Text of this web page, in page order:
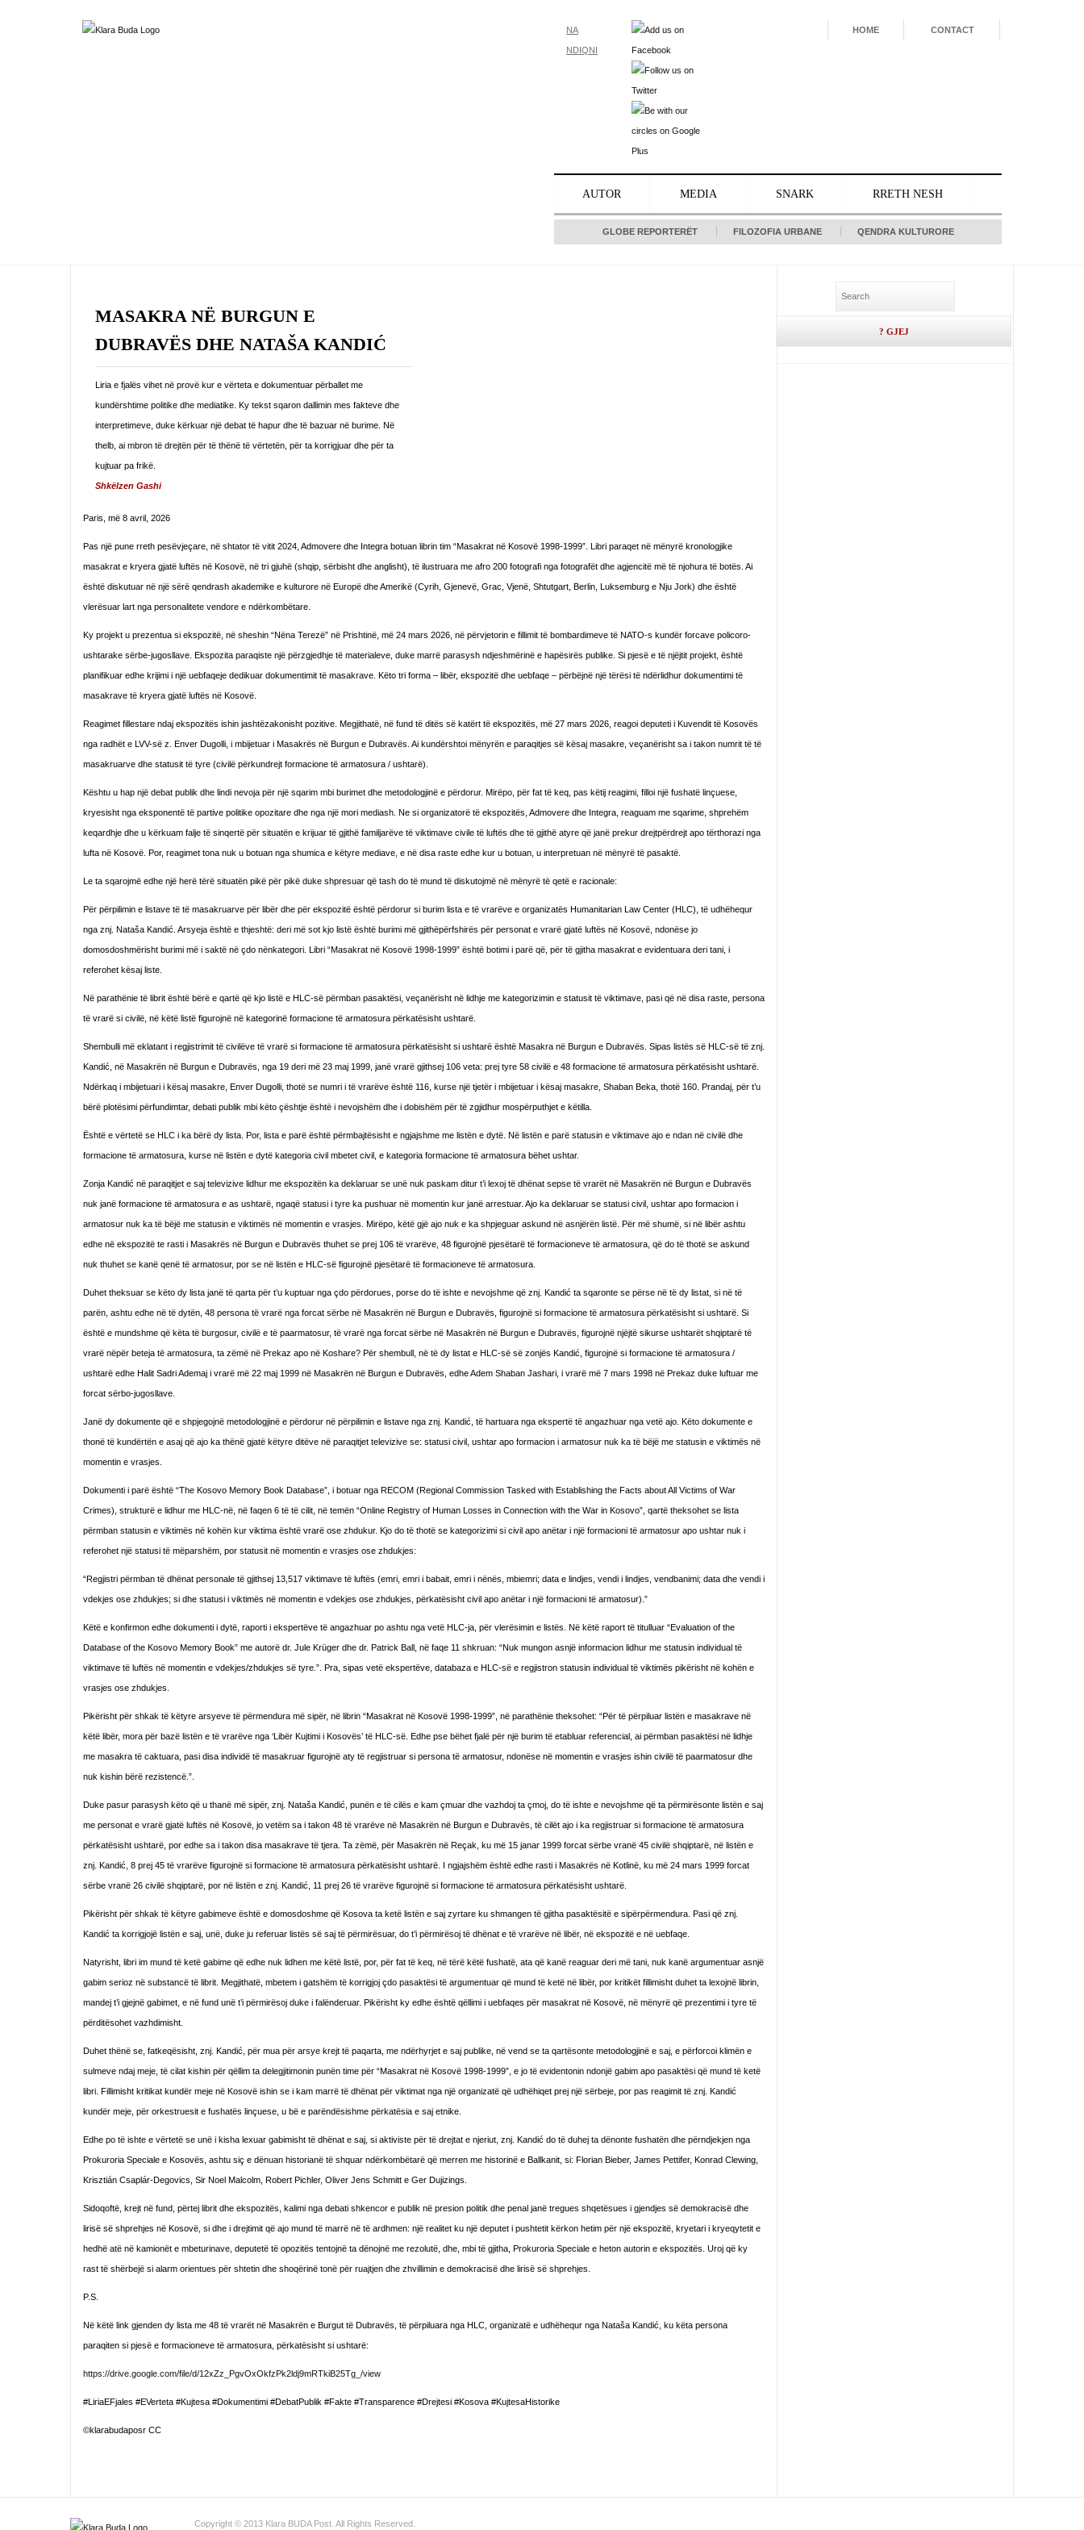
NA
NDIQNI
HOME CONTACT
AUTOR MEDIA SNARK RRETH NESH
GLOBE REPORTERËT FILOZOFIA URBANE QENDRA KULTURORE
MASAKRA NË BURGUN E
DUBRAVËS DHE NATAŠA KANDIĆ
Liria e fjalës vihet në provë kur e vërteta e dokumentuar përballet me
kundërshtime politike dhe mediatike. Ky tekst sqaron dallimin mes fakteve dhe
interpretimeve, duke kërkuar një debat të hapur dhe të bazuar në burime. Në
thelb, ai mbron të drejtën për të thënë të vërtetën, për ta korrigjuar dhe për ta
kujtuar pa frikë.
Shkëlzen Gashi
Paris, më 8 avril, 2026
Pas një pune rreth pesëvjeçare, në shtator të vitit 2024, Admovere dhe Integra botuan librin tim “Masakrat në Kosovë 1998-1999”. Libri paraqet në mënyrë kronologjike
masakrat e kryera gjatë luftës në Kosovë, në tri gjuhë (shqip, sërbisht dhe anglisht), të ilustruara me afro 200 fotografi nga fotografët dhe agjencitë më të njohura të botës. Ai
është diskutuar në një sërë qendrash akademike e kulturore në Europë dhe Amerikë (Cyrih, Gjenevë, Grac, Vjenë, Shtutgart, Berlin, Luksemburg e Nju Jork) dhe është
vlerësuar lart nga personalitete vendore e ndërkombëtare.
Ky projekt u prezentua si ekspozitë, në sheshin “Nëna Terezë” në Prishtinë, më 24 mars 2026, në përvjetorin e fillimit të bombardimeve të NATO-s kundër forcave policoro-
ushtarake sërbe-jugosllave. Ekspozita paraqiste një përzgjedhje të materialeve, duke marrë parasysh ndjeshmërinë e hapësirës publike. Si pjesë e të njëjtit projekt, është
planifikuar edhe krijimi i një uebfaqeje dedikuar dokumentimit të masakrave. Këto tri forma – libër, ekspozitë dhe uebfaqe – përbëjnë një tërësi të ndërlidhur dokumentimi të
masakrave të kryera gjatë luftës në Kosovë.
Reagimet fillestare ndaj ekspozitës ishin jashtëzakonisht pozitive. Megjithatë, në fund të ditës së katërt të ekspozitës, më 27 mars 2026, reagoi deputeti i Kuvendit të Kosovës
nga radhët e LVV-së z. Enver Dugolli, i mbijetuar i Masakrës në Burgun e Dubravës. Ai kundërshtoi mënyrën e paraqitjes së kësaj masakre, veçanërisht sa i takon numrit të të
masakruarve dhe statusit të tyre (civilë përkundrejt formacione të armatosura / ushtarë).
Kështu u hap një debat publik dhe lindi nevoja për një sqarim mbi burimet dhe metodologjinë e përdorur. Mirëpo, për fat të keq, pas këtij reagimi, filloi një fushatë linçuese,
kryesisht nga eksponentë të partive politike opozitare dhe nga një mori mediash. Ne si organizatorë të ekspozitës, Admovere dhe Integra, reaguam me sqarime, shprehëm
keqardhje dhe u kërkuam falje të sinqertë për situatën e krijuar të gjithë familjarëve të viktimave civile të luftës dhe të gjithë atyre që janë prekur drejtpërdrejt apo tërthorazi nga
lufta në Kosovë. Por, reagimet tona nuk u botuan nga shumica e këtyre mediave, e në disa raste edhe kur u botuan, u interpretuan në mënyrë të pasaktë.
Le ta sqarojmë edhe një herë tërë situatën pikë për pikë duke shpresuar që tash do të mund të diskutojmë në mënyrë të qetë e racionale:
Për përpilimin e listave të të masakruarve për libër dhe për ekspozitë është përdorur si burim lista e të vrarëve e organizatës Humanitarian Law Center (HLC), të udhëhequr
nga znj. Nataša Kandić. Arsyeja është e thjeshtë: deri më sot kjo listë është burimi më gjithëpërfshirës për personat e vrarë gjatë luftës në Kosovë, ndonëse jo
domosdoshmërisht burimi më i saktë në çdo nënkategori. Libri “Masakrat në Kosovë 1998-1999” është botimi i parë që, për të gjitha masakrat e evidentuara deri tani, i
referohet kësaj liste.
Në parathënie të librit është bërë e qartë që kjo listë e HLC-së përmban pasaktësi, veçanërisht në lidhje me kategorizimin e statusit të viktimave, pasi që në disa raste, persona
të vrarë si civilë, në këtë listë figurojnë në kategorinë formacione të armatosura përkatësisht ushtarë.
Shembulli më eklatant i regjistrimit të civilëve të vrarë si formacione të armatosura përkatësisht si ushtarë është Masakra në Burgun e Dubravës. Sipas listës së HLC-së të znj.
Kandić, në Masakrën në Burgun e Dubravës, nga 19 deri më 23 maj 1999, janë vrarë gjithsej 106 veta: prej tyre 58 civilë e 48 formacione të armatosura përkatësisht ushtarë.
Ndërkaq i mbijetuari i kësaj masakre, Enver Dugolli, thotë se numri i të vrarëve është 116, kurse një tjetër i mbijetuar i kësaj masakre, Shaban Beka, thotë 160. Prandaj, për t’u
bërë plotësimi përfundimtar, debati publik mbi këto çështje është i nevojshëm dhe i dobishëm për të zgjidhur mospërputhjet e këtilla.
Është e vërtetë se HLC i ka bërë dy lista. Por, lista e parë është përmbajtësisht e ngjajshme me listën e dytë. Në listën e parë statusin e viktimave ajo e ndan në civilë dhe
formacione të armatosura, kurse në listën e dytë kategoria civil mbetet civil, e kategoria formacione të armatosura bëhet ushtar.
Zonja Kandić në paraqitjet e saj televizive lidhur me ekspozitën ka deklaruar se unë nuk paskam ditur t’i lexoj të dhënat sepse të vrarët në Masakrën në Burgun e Dubravës
nuk janë formacione të armatosura e as ushtarë, ngaqë statusi i tyre ka pushuar në momentin kur janë arrestuar. Ajo ka deklaruar se statusi civil, ushtar apo formacion i
armatosur nuk ka të bëjë me statusin e viktimës në momentin e vrasjes. Mirëpo, këtë gjë ajo nuk e ka shpjeguar askund në asnjërën listë. Për më shumë, si në libër ashtu
edhe në ekspozitë te rasti i Masakrës në Burgun e Dubravës thuhet se prej 106 të vrarëve, 48 figurojnë pjesëtarë të formacioneve të armatosura, që do të thotë se askund
nuk thuhet se kanë qenë të armatosur, por se në listën e HLC-së figurojnë pjesëtarë të formacioneve të armatosura.
Duhet theksuar se këto dy lista janë të qarta për t’u kuptuar nga çdo përdorues, porse do të ishte e nevojshme që znj. Kandić ta sqaronte se përse në të dy listat, si në të
parën, ashtu edhe në të dytën, 48 persona të vrarë nga forcat sërbe në Masakrën në Burgun e Dubravës, figurojnë si formacione të armatosura përkatësisht si ushtarë. Si
është e mundshme që këta të burgosur, civilë e të paarmatosur, të vrarë nga forcat sërbe në Masakrën në Burgun e Dubravës, figurojnë njëjtë sikurse ushtarët shqiptarë të
vrarë nëpër beteja të armatosura, ta zëmë në Prekaz apo në Koshare? Për shembull, në të dy listat e HLC-së së zonjës Kandić, figurojnë si formacione të armatosura /
ushtarë edhe Halit Sadri Ademaj i vrarë më 22 maj 1999 në Masakrën në Burgun e Dubravës, edhe Adem Shaban Jashari, i vrarë më 7 mars 1998 në Prekaz duke luftuar me
forcat sërbo-jugosllave.
Janë dy dokumente që e shpjegojnë metodologjinë e përdorur në përpilimin e listave nga znj. Kandić, të hartuara nga ekspertë të angazhuar nga vetë ajo. Këto dokumente e
thonë të kundërtën e asaj që ajo ka thënë gjatë këtyre ditëve në paraqitjet televizive se: statusi civil, ushtar apo formacion i armatosur nuk ka të bëjë me statusin e viktimës në
momentin e vrasjes.
Dokumenti i parë është “The Kosovo Memory Book Database”, i botuar nga RECOM (Regional Commission Tasked with Establishing the Facts about All Victims of War
Crimes), strukturë e lidhur me HLC-në, në faqen 6 të të cilit, në temën “Online Registry of Human Losses in Connection with the War in Kosovo”, qartë theksohet se lista
përmban statusin e viktimës në kohën kur viktima është vrarë ose zhdukur. Kjo do të thotë se kategorizimi si civil apo anëtar i një formacioni të armatosur apo ushtar nuk i
referohet një statusi të mëparshëm, por statusit në momentin e vrasjes ose zhdukjes:
“Regjistri përmban të dhënat personale të gjithsej 13,517 viktimave të luftës (emri, emri i babait, emri i nënës, mbiemri; data e lindjes, vendi i lindjes, vendbanimi; data dhe vendi i
vdekjes ose zhdukjes; si dhe statusi i viktimës në momentin e vdekjes ose zhdukjes, përkatësisht civil apo anëtar i një formacioni të armatosur).”
Këtë e konfirmon edhe dokumenti i dytë, raporti i ekspertëve të angazhuar po ashtu nga vetë HLC-ja, për vlerësimin e listës. Në këtë raport të titulluar “Evaluation of the
Database of the Kosovo Memory Book” me autorë dr. Jule Krüger dhe dr. Patrick Ball, në faqe 11 shkruan: “Nuk mungon asnjë informacion lidhur me statusin individual të
viktimave të luftës në momentin e vdekjes/zhdukjes së tyre.”. Pra, sipas vetë ekspertëve, databaza e HLC-së e regjistron statusin individual të viktimës pikërisht në kohën e
vrasjes ose zhdukjes.
Pikërisht për shkak të këtyre arsyeve të përmendura më sipër, në librin “Masakrat në Kosovë 1998-1999”, në parathënie theksohet: “Për të përpiluar listën e masakrave në
këtë libër, mora për bazë listën e të vrarëve nga ‘Libër Kujtimi i Kosovës’ të HLC-së. Edhe pse bëhet fjalë për një burim të etabluar referencial, ai përmban pasaktësi në lidhje
me masakra të caktuara, pasi disa individë të masakruar figurojnë aty të regjistruar si persona të armatosur, ndonëse në momentin e vrasjes ishin civilë të paarmatosur dhe
nuk kishin bërë rezistencë.”.
Duke pasur parasysh këto që u thanë më sipër, znj. Nataša Kandić, punën e të cilës e kam çmuar dhe vazhdoj ta çmoj, do të ishte e nevojshme që ta përmirësonte listën e saj
me personat e vrarë gjatë luftës në Kosovë, jo vetëm sa i takon 48 të vrarëve në Masakrën në Burgun e Dubravës, të cilët ajo i ka regjistruar si formacione të armatosura
përkatësisht ushtarë, por edhe sa i takon disa masakrave të tjera. Ta zëmë, për Masakrën në Reçak, ku më 15 janar 1999 forcat sërbe vranë 45 civilë shqiptarë, në listën e
znj. Kandić, 8 prej 45 të vrarëve figurojnë si formacione të armatosura përkatësisht ushtarë. I ngjajshëm është edhe rasti i Masakrës në Kotlinë, ku më 24 mars 1999 forcat
sërbe vranë 26 civilë shqiptarë, por në listën e znj. Kandić, 11 prej 26 të vrarëve figurojnë si formacione të armatosura përkatësisht ushtarë.
Pikërisht për shkak të këtyre gabimeve është e domosdoshme që Kosova ta ketë listën e saj zyrtare ku shmangen të gjitha pasaktësitë e sipërpërmendura. Pasi që znj.
Kandić ta korrigjojë listën e saj, unë, duke ju referuar listës së saj të përmirësuar, do t’i përmirësoj të dhënat e të vrarëve në libër, në ekspozitë e në uebfaqe.
Natyrisht, libri im mund të ketë gabime që edhe nuk lidhen me këtë listë, por, për fat të keq, në tërë këtë fushatë, ata që kanë reaguar deri më tani, nuk kanë argumentuar asnjë
gabim serioz në substancë të librit. Megjithatë, mbetem i gatshëm të korrigjoj çdo pasaktësi të argumentuar që mund të ketë në libër, por kritikët fillimisht duhet ta lexojnë librin,
mandej t’i gjejnë gabimet, e në fund unë t’i përmirësoj duke i falënderuar. Pikërisht ky edhe është qëllimi i uebfaqes për masakrat në Kosovë, në mënyrë që prezentimi i tyre të
përditësohet vazhdimisht.
Duhet thënë se, fatkeqësisht, znj. Kandić, për mua për arsye krejt të paqarta, me ndërhyrjet e saj publike, në vend se ta qartësonte metodologjinë e saj, e përforcoi klimën e
sulmeve ndaj meje, të cilat kishin për qëllim ta delegjitimonin punën time për “Masakrat në Kosovë 1998-1999”, e jo të evidentonin ndonjë gabim apo pasaktësi që mund të ketë
libri. Fillimisht kritikat kundër meje në Kosovë ishin se i kam marrë të dhënat për viktimat nga një organizatë që udhëhiqet prej një sërbeje, por pas reagimit të znj. Kandić
kundër meje, për orkestruesit e fushatës linçuese, u bë e parëndësishme përkatësia e saj etnike.
Edhe po të ishte e vërtetë se unë i kisha lexuar gabimisht të dhënat e saj, si aktiviste për të drejtat e njeriut, znj. Kandić do të duhej ta dënonte fushatën dhe përndjekjen nga
Prokuroria Speciale e Kosovës, ashtu siç e dënuan historianë të shquar ndërkombëtarë që merren me historinë e Ballkanit, si: Florian Bieber, James Pettifer, Konrad Clewing,
Krisztián Csaplár-Degovics, Sir Noel Malcolm, Robert Pichler, Oliver Jens Schmitt e Ger Dujizings.
Sidoqoftë, krejt në fund, përtej librit dhe ekspozitës, kalimi nga debati shkencor e publik në presion politik dhe penal janë tregues shqetësues i gjendjes së demokracisë dhe
lirisë së shprehjes në Kosovë, si dhe i drejtimit që ajo mund të marrë në të ardhmen: një realitet ku një deputet i pushtetit kërkon hetim për një ekspozitë, kryetari i kryeqytetit e
hedhë atë në kamionët e mbeturinave, deputetë të opozitës tentojnë ta dënojnë me rezolutë, dhe, mbi të gjitha, Prokuroria Speciale e heton autorin e ekspozitës. Uroj që ky
rast të shërbejë si alarm orientues për shtetin dhe shoqërinë tonë për ruajtjen dhe zhvillimin e demokracisë dhe lirisë së shprehjes.
P.S.
Në këtë link gjenden dy lista me 48 të vrarët në Masakrën e Burgut të Dubravës, të përpiluara nga HLC, organizatë e udhëhequr nga Nataša Kandić, ku këta persona
paraqiten si pjesë e formacioneve të armatosura, përkatësisht si ushtarë:
https://drive.google.com/file/d/12xZz_PgvOxOkfzPk2ldj9mRTkiB25Tg_/view
#LiriaEFjales #EVerteta #Kujtesa #Dokumentimi #DebatPublik #Fakte #Transparence #Drejtesi #Kosova #KujtesaHistorike
©klarabudaposr CC
Copyright © 2013 Klara BUDA Post. All Rights Reserved.